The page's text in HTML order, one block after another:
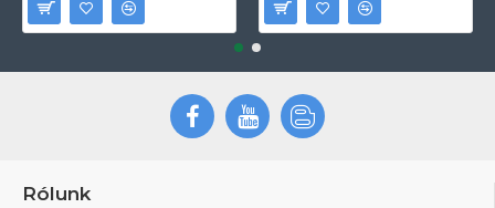
Rólunk